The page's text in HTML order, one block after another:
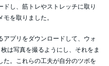
し、筋トレやストレッチに取り
を取りました。
プリをダウンロードして、ウォ
は写真を撮るようにし、それをま
た。これらの工夫が自分のツボを